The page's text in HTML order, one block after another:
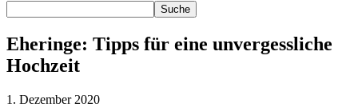
Eheringe: Tipps für eine unvergessliche
Hochzeit
1. Dezember 2020